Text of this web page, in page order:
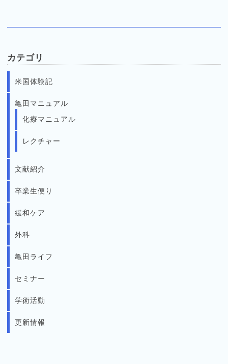
カテゴリ
米国体験記
亀田マニュアル
化療マニュアル
レクチャー
文献紹介
卒業生便り
緩和ケア
外科
亀田ライフ
セミナー
学術活動
更新情報